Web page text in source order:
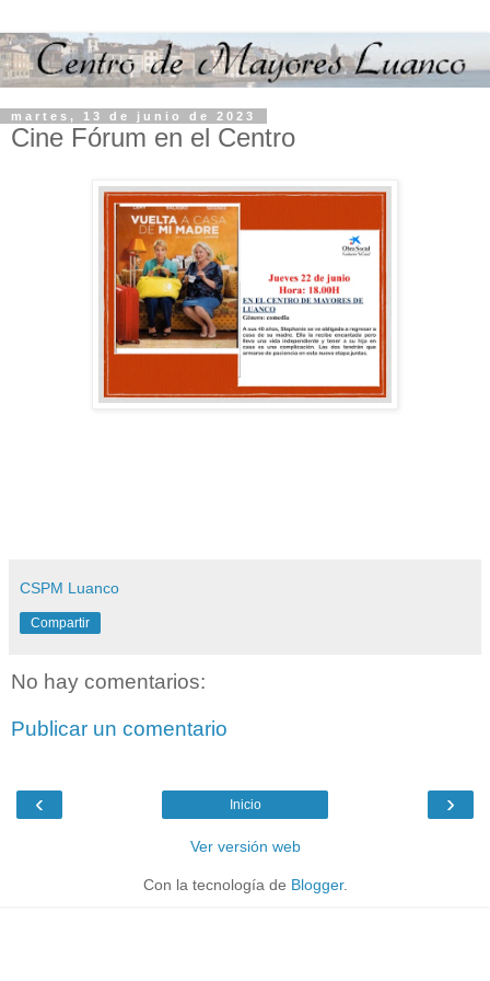
martes, 13 de junio de 2023
Cine Fórum en el Centro
CSPM Luanco
Compartir
No hay comentarios:
Publicar un comentario
‹ ›
Inicio
Ver versión web
Con la tecnología de Blogger.